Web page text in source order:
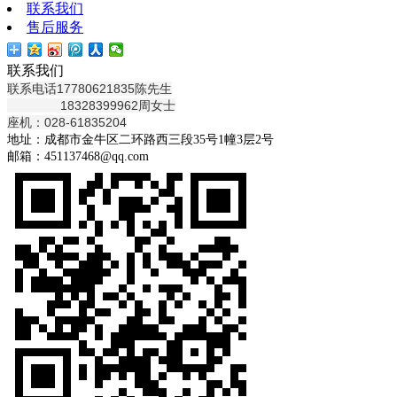
联系我们
售后服务
联系我们
联系电话17780621835陈先生
18328399962周女士
座机：028-61835204
地址：成都市金牛区二环路西三段35号1幢3层2号
邮箱：451137468@qq.com